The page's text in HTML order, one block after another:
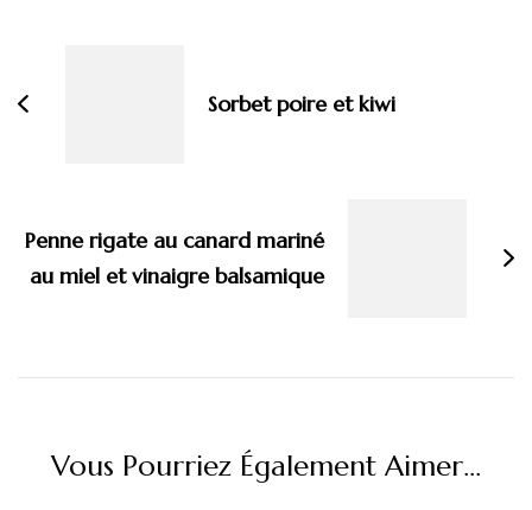
Sorbet poire et kiwi
Penne rigate au canard mariné
au miel et vinaigre balsamique
Vous Pourriez Également Aimer...